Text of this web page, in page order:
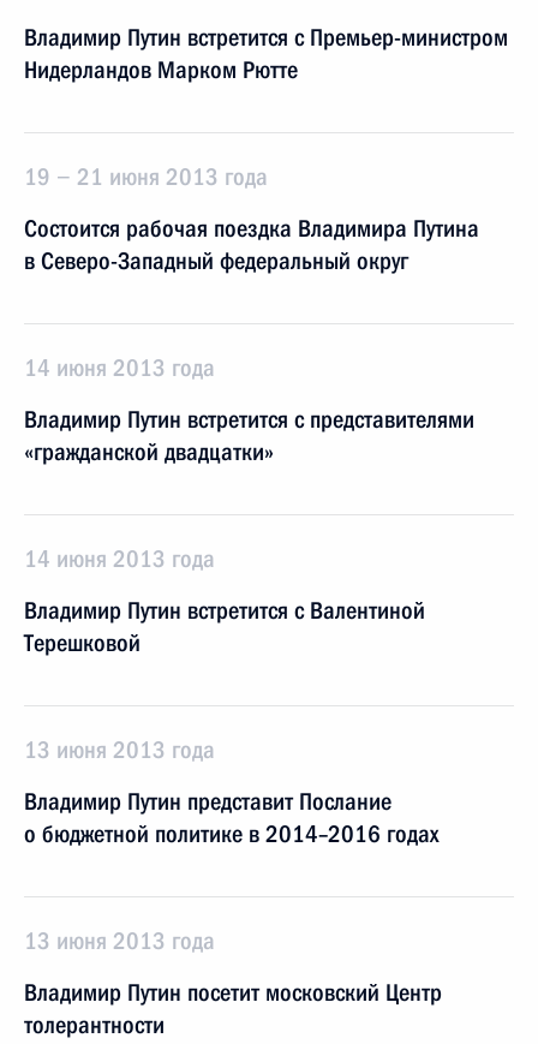
Владимир Путин встретится с Премьер-министром
Нидерландов Марком Рютте
19 − 21 июня 2013 года
Состоится рабочая поездка Владимира Путина
в Северо-Западный федеральный округ
14 июня 2013 года
Владимир Путин встретится с представителями
«гражданской двадцатки»
14 июня 2013 года
Владимир Путин встретится с Валентиной
Терешковой
13 июня 2013 года
Владимир Путин представит Послание
о бюджетной политике в 2014–2016 годах
13 июня 2013 года
Владимир Путин посетит московский Центр
толерантности